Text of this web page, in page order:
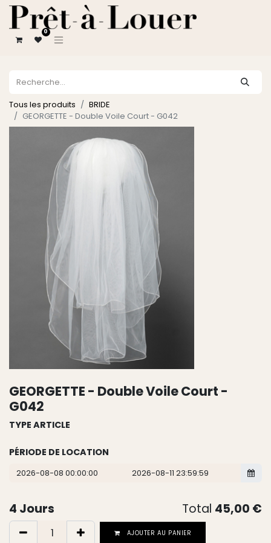
0
Tous les produits
BRIDE
GEORGETTE - Double Voile Court - G042
GEORGETTE - Double Voile Court -
G042
TYPE ARTICLE
PÉRIODE DE LOCATION
4 Jours Total 45,00 €
AJOUTER AU PANIER